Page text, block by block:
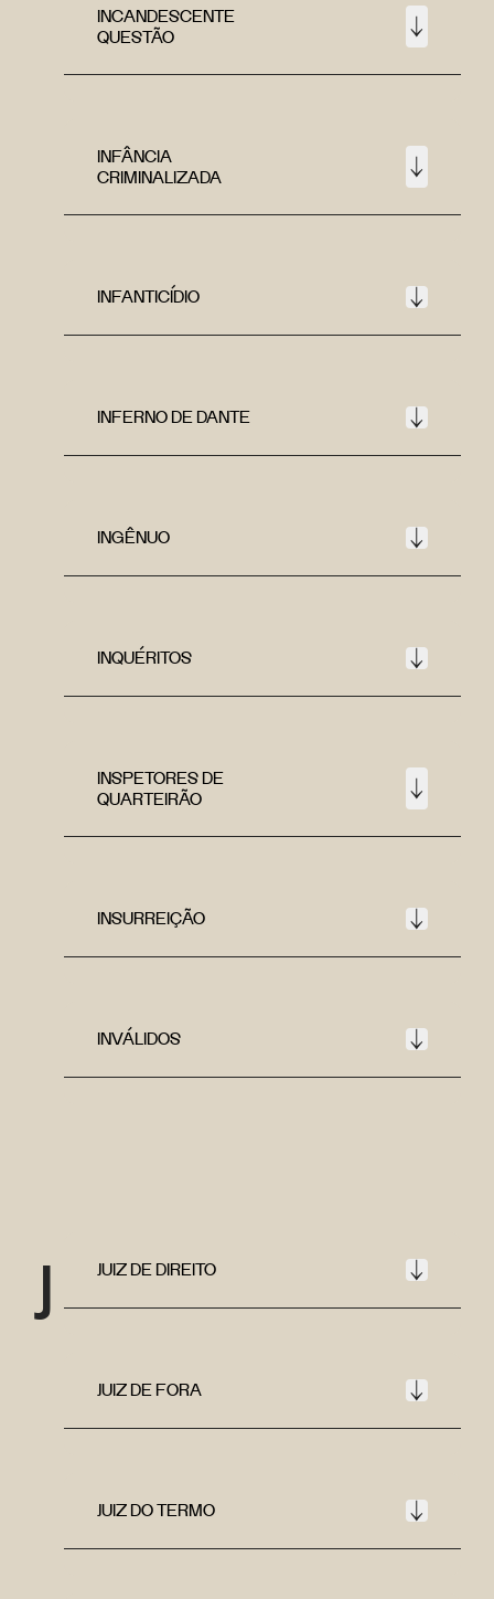
INCANDESCENTE
QUESTÃO
INFÂNCIA
CRIMINALIZADA
INFANTICÍDIO
INFERNO DE DANTE
INGÊNUO
INQUÉRITOS
INSPETORES DE
QUARTEIRÃO
INSURREIÇÃO
INVÁLIDOS
J JUIZ DE DIREITO
JUIZ DE FORA
JUIZ DO TERMO